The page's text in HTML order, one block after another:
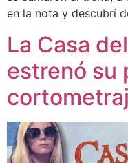
en la nota y descubrí
La Casa
estrenó su